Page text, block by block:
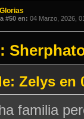
#50 en: 04 Marzo, 2026,
Zelys en
familia